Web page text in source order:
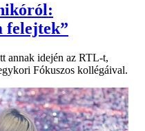
felejtek”
annak idején az RTL-t,
Fókuszos kollégáival.